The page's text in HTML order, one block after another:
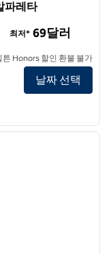
파레타
호텔 정보 보기
최저* 69달러
튼 Honors 할인 환불 불가
날짜 선택
다음